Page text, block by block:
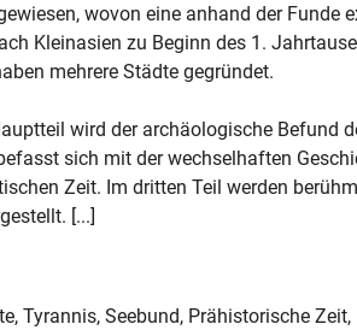
wovon eine anhand der Funde
Kleinasien zu Beginn des 1.
mehrere Städte gegründet.
wird der archäologische Befund
sich mit der wechselhaften
Zeit. Im dritten Teil werden
[...]
Tyrannis, Seebund, Prähistorische